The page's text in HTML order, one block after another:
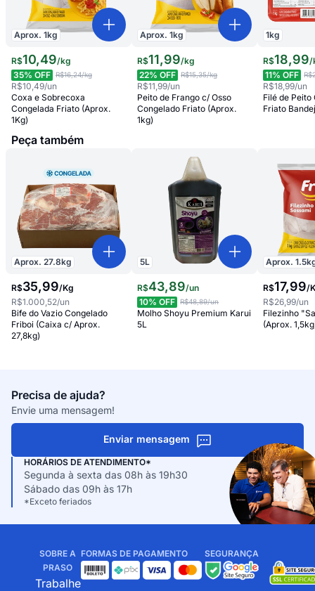
Aprox. 1kg
R$10,49/kg
35% OFF R$16,24/kg
R$10,49/un
Coxa e Sobrecoxa
Congelada Friato (Aprox.
1Kg)
Aprox.1kg
R$11,99/kg
22% OFF R$15,35/kg
R$11,99/un
Peito de Frango c/ Osso
Congelado Friato (Aprox.
1kg)
1kg
R$18,99/
11% OFF
R$18,99/un
Filé de Peito
Friato
Peça também
Aprox. 27.8kg
R$35,99/Kg
R$1.000,52/un
Bife do Vazio Congelado
Friboi (Caixa c/ Aprox.
27,8kg)
5L
R$43,89/un
10% OFF R$48,89/un
Molho Shoyu Premium Karui
5L
Aprox.1.5
R$17,99/
R$26,99/un
Filezinho
(Aprox.
Precisa de ajuda?
Envie uma mensagem!
Enviar mensagem
HORÁRIOS DE ATENDIMENTO*
Segunda à sexta das 08h às 19h30
Sábado das 09h às 17h
*Exceto feriados
SOBRE A
PRASO
Trabalhe
FORMAS DE PAGAMENTO SEGURANÇA